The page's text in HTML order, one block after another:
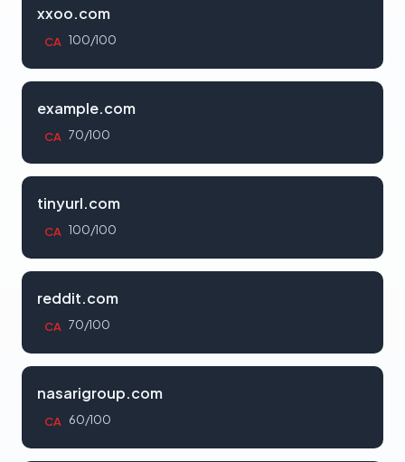
xxoo.com
CA 100/100
example.com
CA 70/100
tinyurl.com
CA 100/100
reddit.com
CA 70/100
nasarigroup.com
CA 60/100